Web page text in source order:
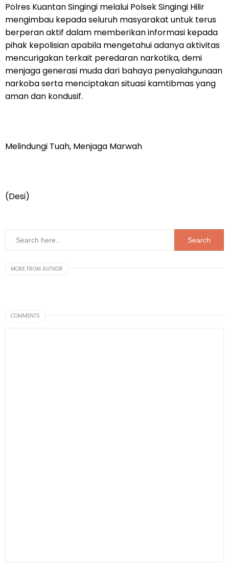
Polres Kuantan Singingi melalui Polsek Singingi Hilir
mengimbau kepada seluruh masyarakat untuk terus
berperan aktif dalam memberikan informasi kepada
pihak kepolisian apabila mengetahui adanya aktivitas
mencurigakan terkait peredaran narkotika, demi
menjaga generasi muda dari bahaya penyalahgunaan
narkoba serta menciptakan situasi kamtibmas yang
aman dan kondusif.
Melindungi Tuah, Menjaga Marwah
(Desi)
MORE FROM AUTHOR
COMMENTS